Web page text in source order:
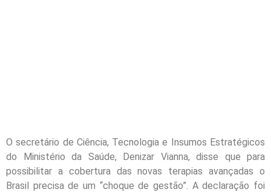
O secretário de Ciência, Tecnologia e Insumos Estratégicos
do Ministério da Saúde, Denizar Vianna, disse que para
possibilitar a cobertura das novas terapias avançadas o
Brasil precisa de um “choque de gestão”. A declaração foi